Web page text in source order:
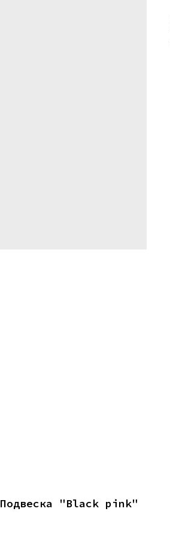
Подвеска "Black pink"